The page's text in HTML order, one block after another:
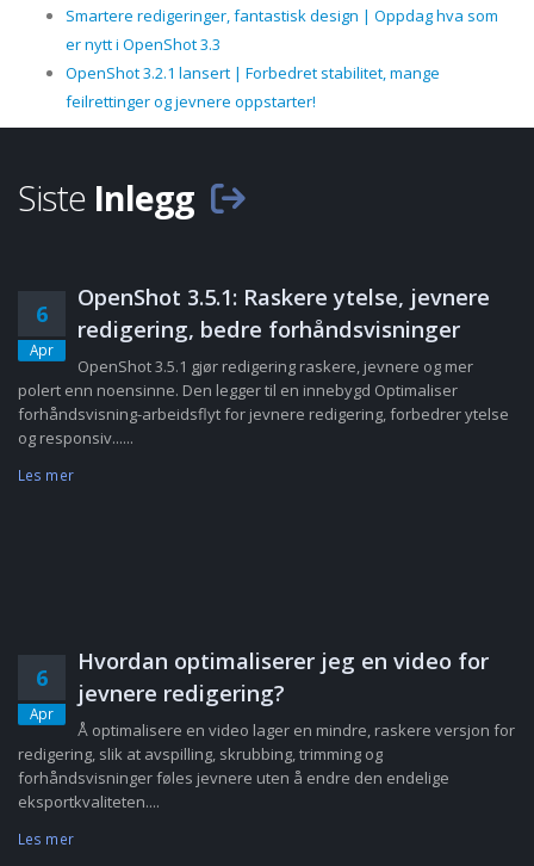
Smartere redigeringer, fantastisk design | Oppdag hva som
er nytt i OpenShot 3.3
OpenShot 3.2.1 lansert | Forbedret stabilitet, mange
feilrettinger og jevnere oppstarter!
Siste Inlegg
6
Apr
OpenShot 3.5.1: Raskere ytelse, jevnere
redigering, bedre forhåndsvisninger
OpenShot 3.5.1 gjør redigering raskere, jevnere og mer
polert enn noensinne. Den legger til en innebygd Optimaliser
forhåndsvisning-arbeidsflyt for jevnere redigering, forbedrer ytelse
og responsiv......
Les mer
6
Apr
Hvordan optimaliserer jeg en video for
jevnere redigering?
Å optimalisere en video lager en mindre, raskere versjon for
redigering, slik at avspilling, skrubbing, trimming og
forhåndsvisninger føles jevnere uten å endre den endelige
eksportkvaliteten....
Les mer